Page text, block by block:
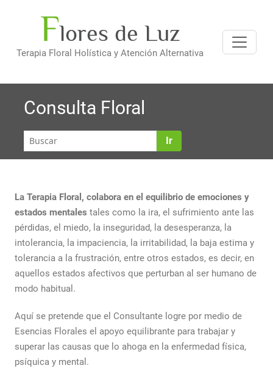
contenidoFlores de Luz
Terapia Floral Holística y Atención Alternativa
Consulta Floral
Ir
La Terapia Floral, colabora en el equilibrio de emociones y
estados mentales tales como la ira, el sufrimiento ante las
pérdidas, el miedo, la inseguridad, la desesperanza, la
intolerancia, la impaciencia, la irritabilidad, la baja estima y
tolerancia a la frustración, entre otros estados, es decir, en
aquellos estados afectivos que perturban al ser humano de
modo habitual.
Aquí se pretende que el Consultante logre por medio de
Esencias Florales el apoyo equilibrante para trabajar y
superar las causas que lo ahoga en la enfermedad física,
psíquica y mental.